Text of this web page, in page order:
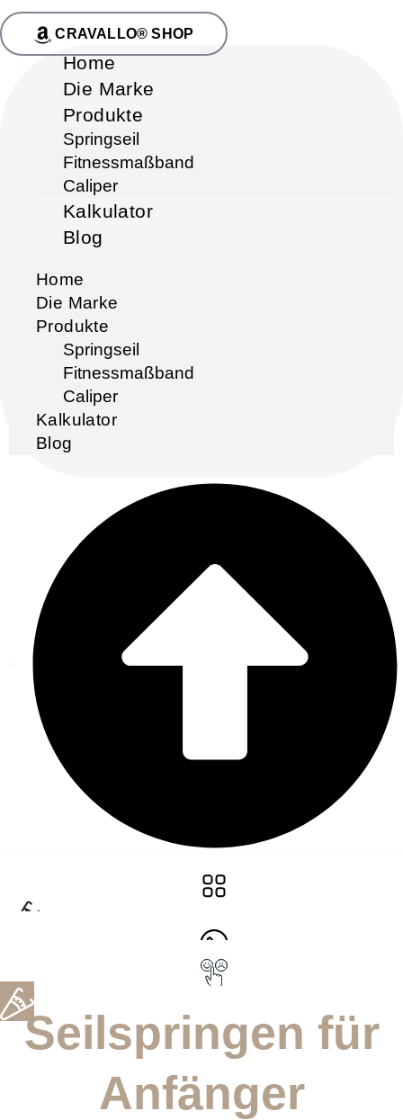
CRAVALLO® SHOP
Home
Die Marke
Produkte
Springseil
Fitnessmaßband
Caliper
Kalkulator
Blog
Home
Die Marke
Produkte
Springseil
Fitnessmaßband
Caliper
Kalkulator
Blog
Seilspringen für
Anfänger